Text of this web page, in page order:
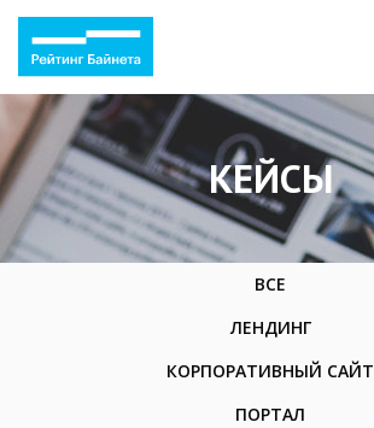
КЕЙСЫ
ВСЕ
ЛЕНДИНГ
КОРПОРАТИВНЫЙ САЙТ
ПОРТАЛ